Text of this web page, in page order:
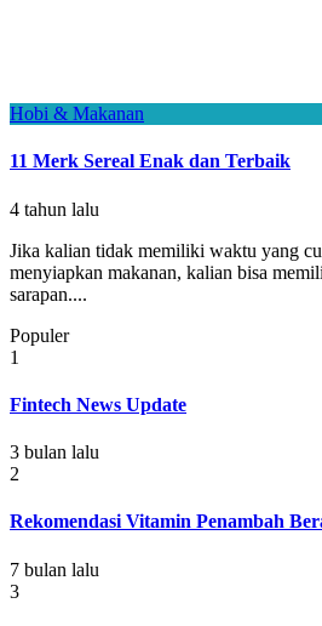
Hobi & Makanan
11 Merk Sereal Enak dan Terbaik
4 tahun lalu
Jika kalian tidak memiliki waktu yang
menyiapkan makanan, kalian bisa
sarapan....
Populer
1
Fintech News Update
3 bulan lalu
2
Rekomendasi Vitamin Penambah
7 bulan lalu
3